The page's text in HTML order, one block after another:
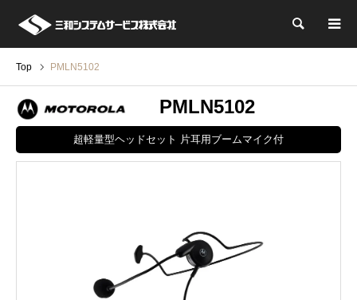
検索
Top PMLN5102
PMLN5102
超軽量型ヘッドセット 片耳用ブームマイク付